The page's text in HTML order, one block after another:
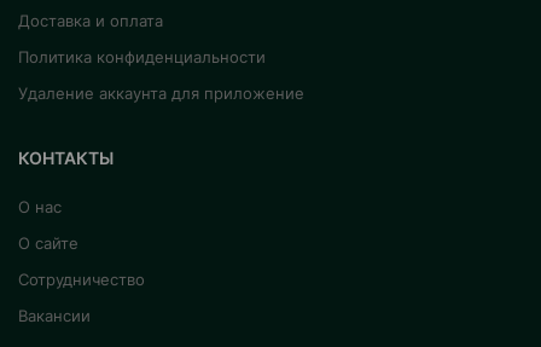
Доставка и оплата
Политика конфиденциальности
Удаление аккаунта для приложение
КОНТАКТЫ
О нас
О сайте
Сотрудничество
Вакансии